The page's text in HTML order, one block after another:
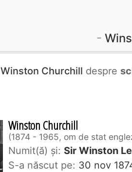
Winston Churchill despre
Winston Churchill
1874 - 1965, om de stat
Numit(ă) și: Sir Winston
S-a născut pe: 30 nov